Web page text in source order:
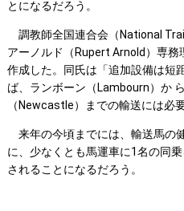
とになるだろう。
調教師全国連合会（National
アーノルド（Rupert Arnold）専
作成した。同氏は「追加設備は短
ば、ランボーン（Lambourn）か
（Newcastle）までの輸送には必
来年の今頃までには、輸送馬の
に、少なくとも馬運車に1名の同
されることになるだろう。